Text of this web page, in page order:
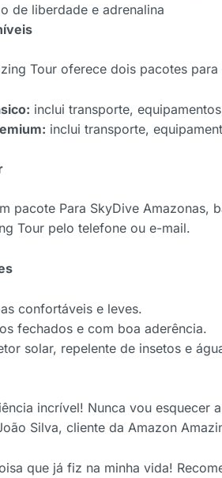
de liberdade e adrenalina
Tour oferece dois pacotes para
inclui transporte,
inclui transporte,
pacote Para SkyDive Amazonas,
Tour pelo telefone ou e-mail.
confortáveis e leves.
fechados e com boa aderência.
solar, repelente de insetos e
incrível! Nunca vou esquecer
Silva, cliente da Amazon
que já fiz na minha vida!